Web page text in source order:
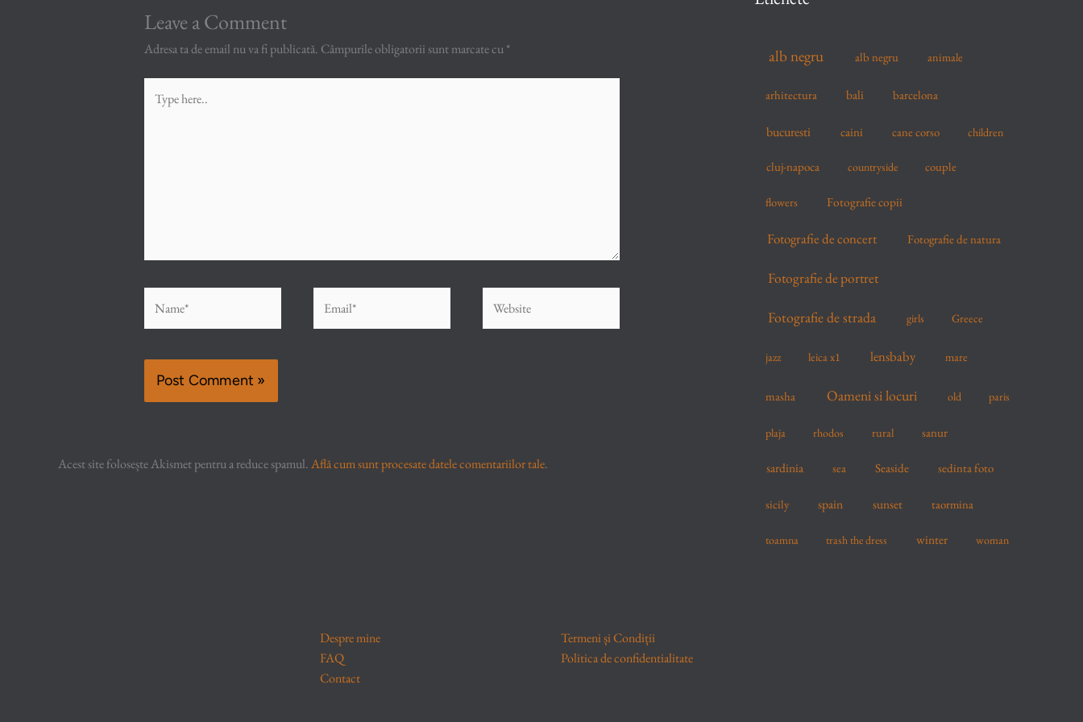
Leave a Comment
Adresa ta de email nu va fi publicată. Câmpurile obligatorii sunt marcate cu*
here..
Acest site folosește Akismet pentru a reduce spamul.Află cum sunt procesate datele comentariilor tale.
alb negru alb negru animale
arhitectura bali barcelona
bucuresti caini cane corso children
cluj-napoca countryside couple
flowers Fotografie copii
Fotografie de concert Fotografie de natura
Fotografie de portret
Fotografie de strada girls Greece
jazz leica x1 lensbaby mare
masha Oameni si locuri old paris
plaja rhodos rural sanur
sardinia sea Seaside sedinta foto
sicily spain sunset taormina
toamna trash the dress winter woman
Despre mine
FAQ
Contact
Termeni și Condiții
Politica de confidentialitate